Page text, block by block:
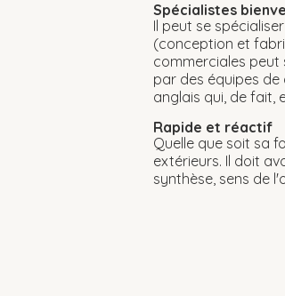
Spécialistes
Il peut se
(conception et
commerciales peut
par des équipes
anglais qui, de fait,
Rapide et réactif
Quelle que soit sa
extérieurs. Il doit
synthèse, sens de